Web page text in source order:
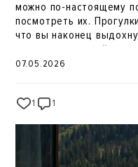
07.05.2026
можно по-настоящему
посмотреть их. Прогулки, воздух, тишина и ощущение,
что вы наконец выдохнули именно за этим
приезжают весной.
1 1